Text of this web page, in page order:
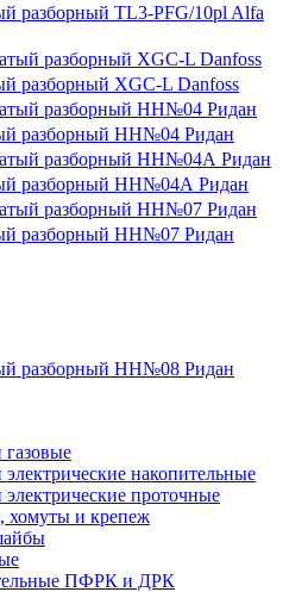
разборный TL3-PFG/10pl Alfa
разборный XGC-L Danfoss
разборный НН№04 Ридан
разборный НН№04А Ридан
разборный НН№07 Ридан
разборный НН№08 Ридан
газовые
электрические накопительные
электрические проточные
хомуты и крепеж
ПФРК и ДРК